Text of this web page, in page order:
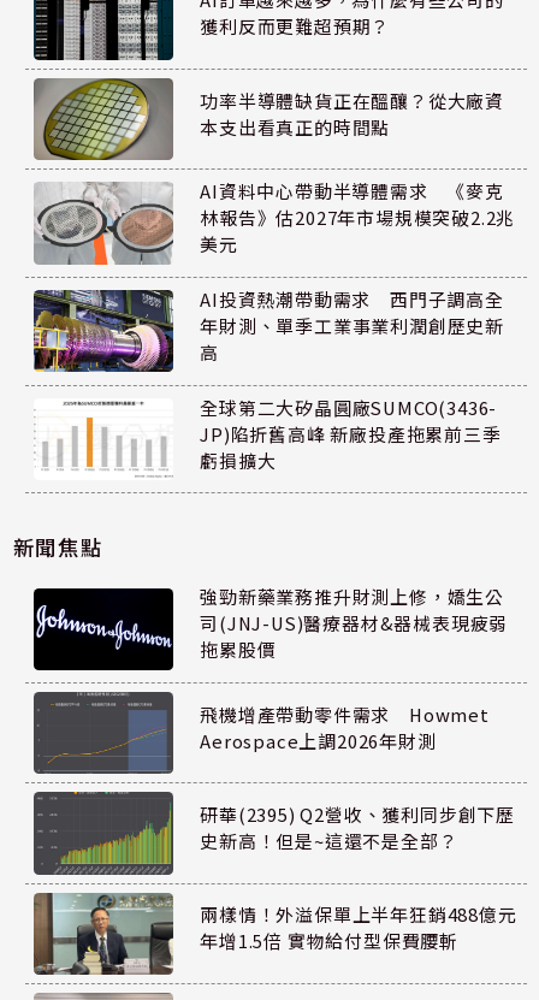
獲利反而更難超預期？
功率半導體缺貨正在醞釀？從大廠資
本支出看真正的時間點
AI資料中心帶動半導體需求 《麥克
林報告》估2027年市場規模突破2.2兆
美元
AI投資熱潮帶動需求 西門子調高全
年財測、單季工業事業利潤創歷史新
高
全球第二大矽晶圓廠SUMCO(3436-
JP)陷折舊高峰 新廠投產拖累前三季
虧損擴大
新聞焦點
強勁新藥業務推升財測上修，嬌生公
司(JNJ-US)醫療器材&器械表現疲弱
拖累股價
飛機增產帶動零件需求 Howmet
Aerospace上調2026年財測
研華(2395) Q2營收、獲利同步創下歷
史新高！但是~這還不是全部？
兩樣情！外溢保單上半年狂銷488億元
年增1.5倍 實物給付型保費腰斬